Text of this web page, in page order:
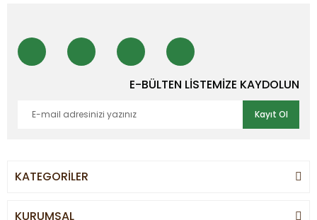
E-BÜLTEN LİSTEMİZE KAYDOLUN
Kayıt Ol
KATEGORİLER
KURUMSAL